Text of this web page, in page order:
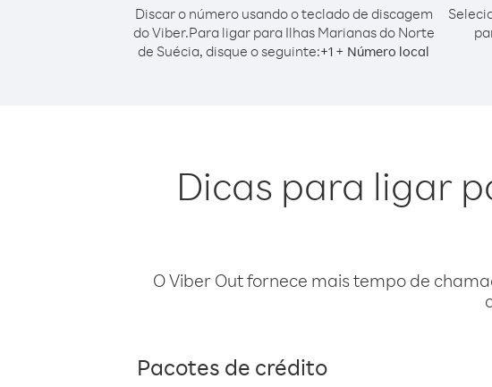
Discar o número usando o teclado de discagem
do Viber.Para ligar para Ilhas Marianas do Norte
de Suécia, disque o seguinte:+1 + Número local
Dicas para ligar
O Viber Out fornece mais tempo de
Pacotes de crédito